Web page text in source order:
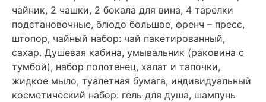
чайник, 2 чашки, 2 бокала для вина, 4 тарелки
подстановочные, блюдо большое, френч – пресс,
штопор, чайный набор: чай пакетированный,
сахар. Душевая кабина, умывальник (раковина с
тумбой), набор полотенец, халат и тапочки,
жидкое мыло, туалетная бумага, индивидуальный
косметический набор: гель для душа, шампунь